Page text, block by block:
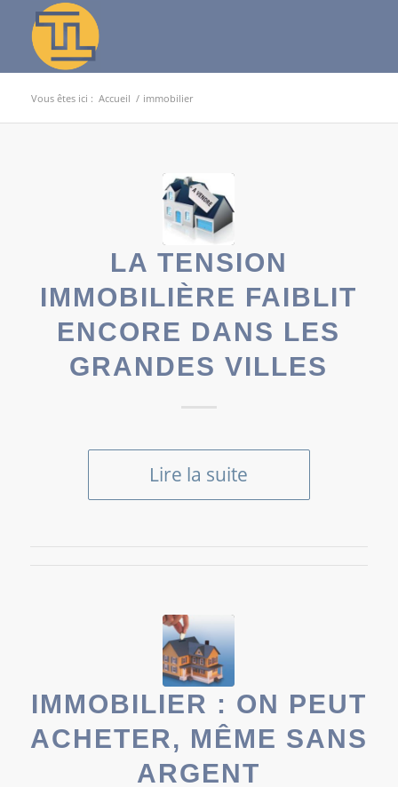
Vous êtes ici : Accueil / immobilier
LA TENSION
IMMOBILIÈRE FAIBLIT
ENCORE DANS LES
GRANDES VILLES
Lire la suite
IMMOBILIER : ON PEUT
ACHETER, MÊME SANS
ARGENT